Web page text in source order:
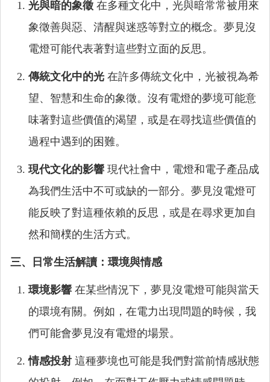
光與暗的象徵 在多種文化中，光與暗常常被用來
象徵善與惡、清醒與迷惑等對立的概念。夢見沒
電燈可能代表著對這些對立面的反思。
傳統文化中的光 在許多傳統文化中，光被視為希
望、智慧和生命的象徵。沒有電燈的夢境可能意
味著對這些價值的渴望，或是在尋找這些價值的
過程中遇到的困難。
現代文化的影響 現代社會中，電燈和電子產品成
為我們生活中不可或缺的一部分。夢見沒電燈可
能反映了對這種依賴的反思，或是在尋求更加自
然和簡樸的生活方式。
三、日常生活解讀：環境與情感
環境影響 在某些情況下，夢見沒電燈可能與當天
的環境有關。例如，在電力出現問題的時候，我
們可能會夢見沒有電燈的場景。
情感投射 這種夢境也可能是我們對當前情感狀態